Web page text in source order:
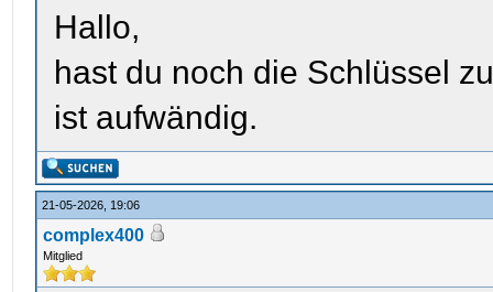
Hallo,
hast du noch die Schlüssel
ist aufwändig.
21-05-2026, 19:06
complex400
Mitglied